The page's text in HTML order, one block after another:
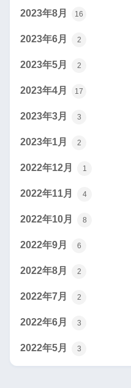
2023年8月 16
2023年6月 2
2023年5月 2
2023年4月 17
2023年3月 3
2023年1月 2
2022年12月 1
2022年11月 4
2022年10月 8
2022年9月 6
2022年8月 2
2022年7月 2
2022年6月 3
2022年5月 3